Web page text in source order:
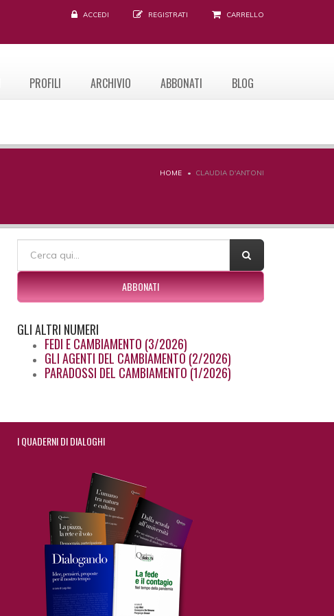
ACCEDI REGISTRATI CARRELLO
PROFILI ARCHIVIO ABBONATI BLOG
HOME CLAUDIA D'ANTONI
FORM DI RICERCA
ABBONATI
GLIALTRI NUMERI
FEDI E CAMBIAMENTO (3/2026)
GLI AGENTI DEL CAMBIAMENTO (2/2026)
PARADOSSI DEL CAMBIAMENTO (1/2026)
IQUADERNI DI DIALOGHI